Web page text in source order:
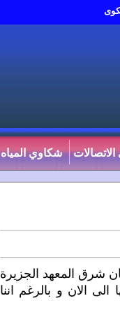
شكاوي المياه
شرق المعهد الجزيرة
الان و بالرغم اننا